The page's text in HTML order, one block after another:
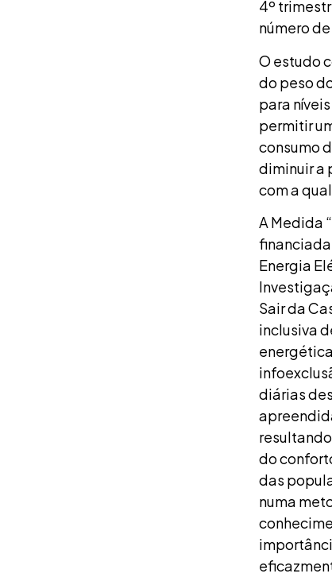
4º
número
O estudo
do peso
para
permitir
consumo
diminuir a
com a
A Medida
financiada
Energia
Sair da
inclusiva
diárias
do
das
numa